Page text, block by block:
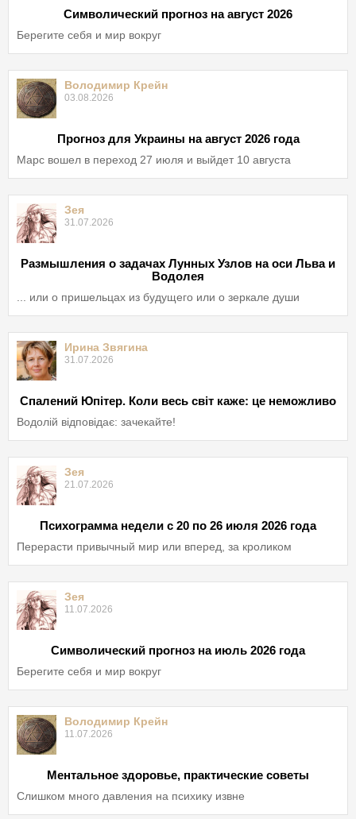
Символический прогноз на август 2026
Берегите себя и мир вокруг
Володимир Крейн
03.08.2026
Прогноз для Украины на август 2026 года
Марс вошел в переход 27 июля и выйдет 10 августа
Зея
31.07.2026
Размышления о задачах Лунных Узлов на оси Льва и
Водолея
... или о пришельцах из будущего или о зеркале души
Ирина Звягина
31.07.2026
Спалений Юпітер. Коли весь світ каже: це неможливо
Водолій відповідає: зачекайте!
Зея
21.07.2026
Психограмма недели с 20 по 26 июля 2026 года
Перерасти привычный мир или вперед, за кроликом
Зея
11.07.2026
Символический прогноз на июль 2026 года
Берегите себя и мир вокруг
Володимир Крейн
11.07.2026
Ментальное здоровье, практические советы
Слишком много давления на психику извне